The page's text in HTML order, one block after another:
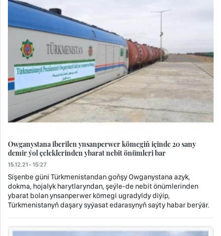
Owganystana iberilen ynsanperwer kömegiň içinde 20 sany
demir ýol çeleklerinden ybarat nebit önümleri bar
15.12.21 - 15:27
Sişenbe güni Türkmenistandan goňşy Owganystana azyk,
dokma, hojalyk harytlaryndan, şeýle-de nebit önümlerinden
ybarat bolan ynsanperwer kömegi ugradyldy diýip,
Türkmenistanyň daşary syýasat edarasynyň saýty habar berýär.